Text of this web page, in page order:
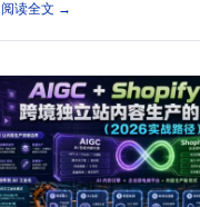
阅读全文 →